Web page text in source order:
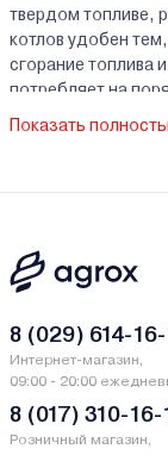
твердом топливе,
котлов удобен
сгорание топлива
потребляет на
гранул, чем котлы
водоснабжением
Как
горения
Мы рекомендуем
ключевых
Материал
Показать
8 (029) 614-
Интернет-магазин,
09:00 - 20:00
8 (017) 310-16-
Розничный магазин,